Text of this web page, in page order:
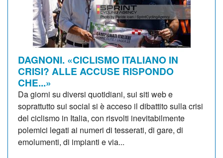
DAGNONI. «CICLISMO ITALIANO IN
CRISI? ALLE ACCUSE RISPONDO
CHE...»
Da giorni su diversi quotidiani, sui siti web e
soprattutto sui social si è acceso il dibattito sulla crisi
del ciclismo in Italia, con risvolti inevitabilmente
polemici legati ai numeri di tesserati, di gare, di
emolumenti, di impianti e via...